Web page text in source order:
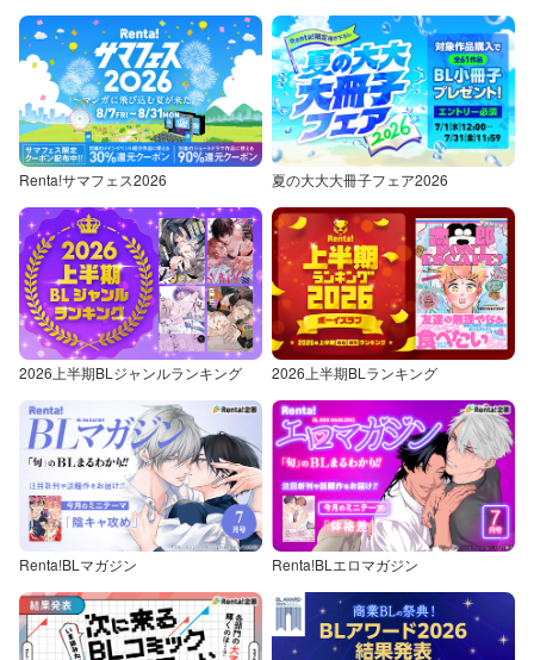
Renta!サマフェス2026 夏の大大大冊子フェア2026
2026上半期BLジャンルランキング 2026上半期BLランキング
Renta!BLマガジン Renta!BLエロマガジン